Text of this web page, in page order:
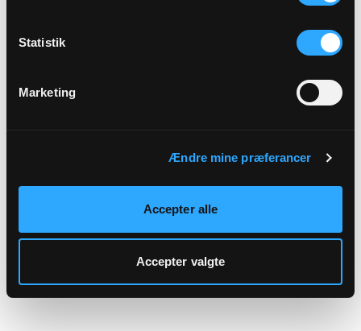
Statistik
Marketing
Ændre mine præferancer
Accepter alle
Accepter valgte